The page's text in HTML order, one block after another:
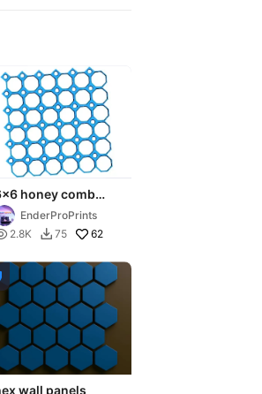
honey comb
EnderProPrints
2.8K  75 62
wall panels